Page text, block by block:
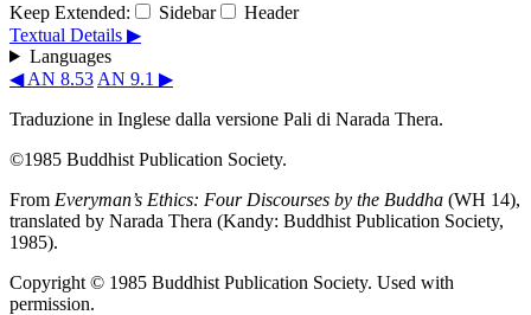
Keep Extended:
Sidebar
Header
Textual Details ▶
Languages
◀ AN 8.53 AN 9.1 ▶
Traduzione in Inglese dalla versione Pali di Narada Thera.
©1985 Buddhist Publication Society.
From Everyman’s Ethics: Four Discourses by the Buddha (WH 14),
translated by Narada Thera (Kandy: Buddhist Publication Society,
1985).
Copyright © 1985 Buddhist Publication Society. Used with
permission.